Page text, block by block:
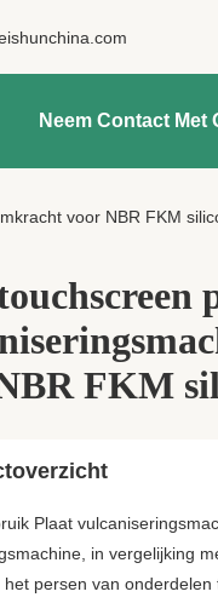
Neem Contact Met
voor NBR FKM
FKM
Plaat
in vergelijking
het persen van